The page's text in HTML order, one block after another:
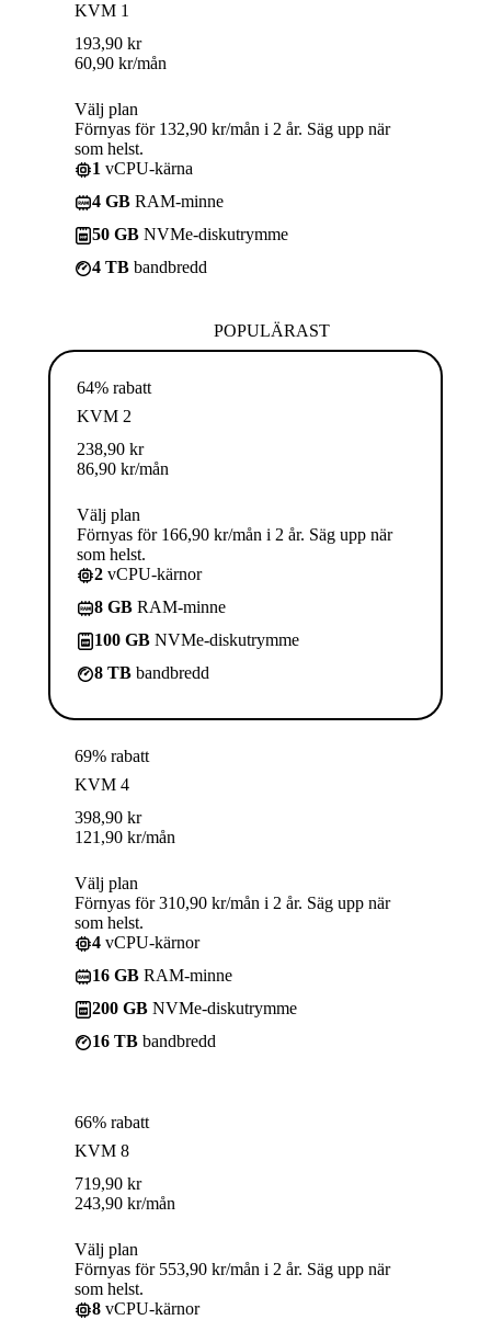
KVM 1
193,90 kr
60,90 kr/mån
Välj plan
Förnyas för 132,90 kr/mån i 2 år. Säg upp när
som helst.
1 vCPU-kärna
4 GB RAM-minne
50 GB NVMe-diskutrymme
4 TB bandbredd
POPULÄRAST
64% rabatt
KVM 2
238,90 kr
86,90 kr/mån
Välj plan
Förnyas för 166,90 kr/mån i 2 år. Säg upp när
som helst.
2 vCPU-kärnor
8 GB RAM-minne
100 GB NVMe-diskutrymme
8 TB bandbredd
69% rabatt
KVM 4
398,90 kr
121,90 kr/mån
Välj plan
Förnyas för 310,90 kr/mån i 2 år. Säg upp när
som helst.
4 vCPU-kärnor
16 GB RAM-minne
200 GB NVMe-diskutrymme
16 TB bandbredd
66% rabatt
KVM 8
719,90 kr
243,90 kr/mån
Välj plan
Förnyas för 553,90 kr/mån i 2 år. Säg upp när
som helst.
8 vCPU-kärnor